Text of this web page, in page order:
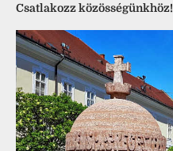
Csatlakozz közösségünkhöz!